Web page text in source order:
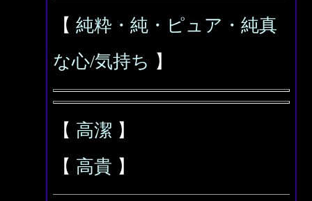
【 純粋・純・ピュア・純真
な心/気持ち 】
【 高潔 】
【 高貴 】